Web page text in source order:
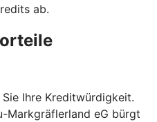
ab.
Ihre Kreditwürdigkeit.
Markgräflerland eG bürgt